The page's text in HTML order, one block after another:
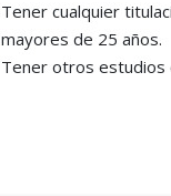
Tener cualquier
mayores de 25 años.
Tener otros estudios